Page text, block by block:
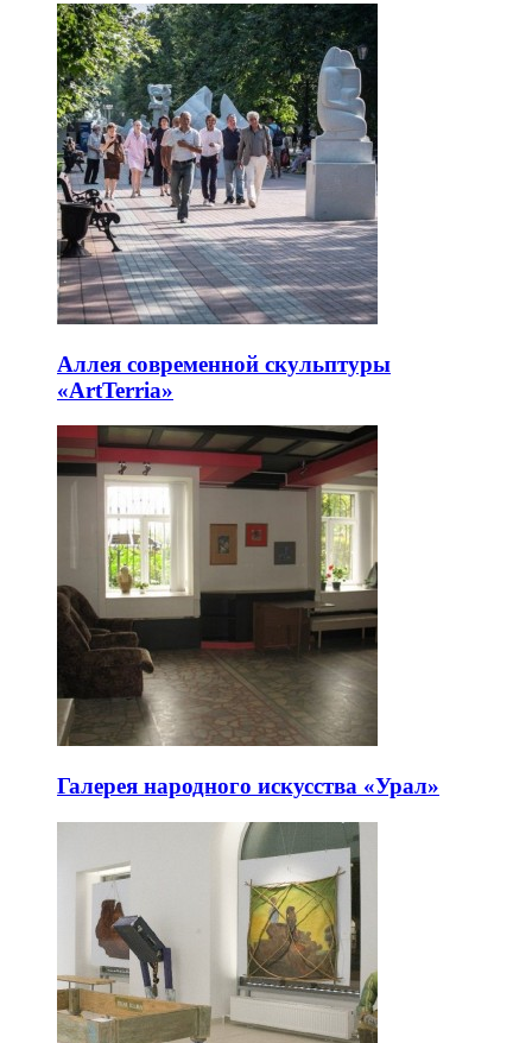
Аллея современной скульптуры
«ArtTerria»
Галерея народного искусства «Урал»